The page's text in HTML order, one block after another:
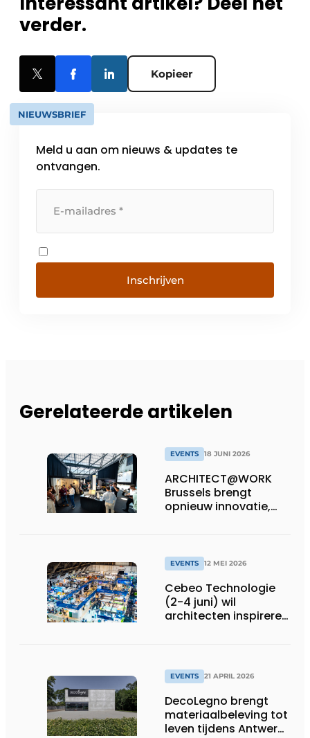
verder.
Kopieer
NIEUWSBRIEF
Meld u aan om nieuws & updates te
ontvangen.
Inschrijven
Gerelateerde artikelen
EVENTS 18 JUNI 2026
ARCHITECT@WORK
Brussels brengt
opnieuw innovatie,
EVENTS 12 MEI 2026
Cebeo Technologie
(2-4 juni) wil
architecten inspireren
EVENTS 21 APRIL 2026
DecoLegno brengt
materiaalbeleving tot
leven tijdens Antwerp